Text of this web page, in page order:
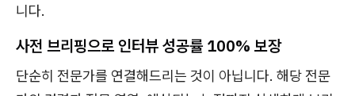
니다.
사전 브리핑으로 인터뷰 성공률 100% 보장
단순히 전문가를 연결해드리는 것이 아닙니다. 해당 전문